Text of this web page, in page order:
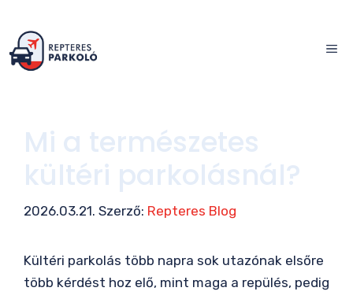
tartalomba
Mi a természetes
kültéri parkolásnál?
2026.03.21. Szerző: Repteres Blog
Kültéri parkolás több napra sok utazónak elsőre
több kérdést hoz elő, mint maga a repülés, pedig